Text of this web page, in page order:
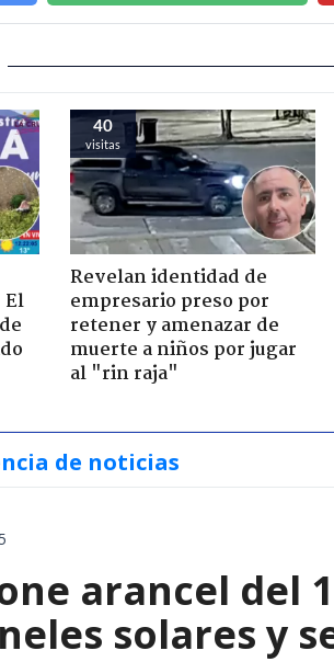
40
visitas
Revelan identidad de
empresario preso por
retener y amenazar de
muerte a niños por jugar
al "rin raja"
de noticias
arancel del
solares y